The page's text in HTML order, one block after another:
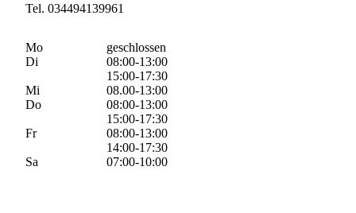
Tel. 034494139961
Mo
Di
Mi
Do
Fr
Sa
geschlossen
08:00-13:00
15:00-17:30
08.00-13:00
08:00-13:00
15:00-17:30
08:00-13:00
14:00-17:30
07:00-10:00